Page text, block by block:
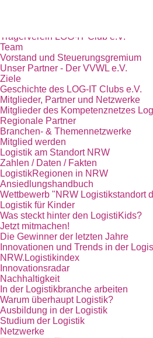
Trägerverein LOG-IT Club e.V.
Team
Vorstand und Steuerungsgremium
Unser Partner - Der VVWL e.V.
Ziele
Geschichte des LOG-IT Clubs e.V.
Mitglieder, Partner und Netzwerke
Mitglieder des Kompetenznetzes
Regionale Partner
Branchen- & Themennetzwerke
Mitglied werden
Logistik am Standort NRW
Zahlen / Daten / Fakten
LogistikRegionen in NRW
Ansiedlungshandbuch
Wettbewerb "NRW Logistikstandort
Logistik für Kinder
Was steckt hinter den LogistiKids?
Jetzt mitmachen!
Die Gewinner der letzten Jahre
Innovationen und Trends in der
NRW.Logistikindex
Innovationsradar
Nachhaltigkeit
In der Logistikbranche arbeiten
Warum überhaupt Logistik?
Ausbildung in der Logistik
Studium der Logistik
Netzwerke